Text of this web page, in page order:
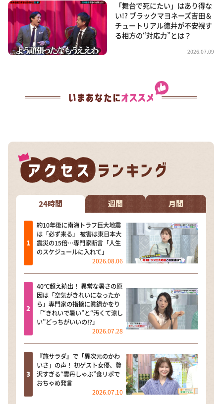
「舞台で死にたい」はあり得な
い!? ブラックマヨネーズ吉田＆
チュートリアル徳井が不安視す
る相方の“対応力”とは？
2026.07.09
24時間 週間 月間
約10年後に南海トラフ巨大地震
は「必ず来る」 被害は東日本大
震災の15倍…専門家断言「人生
のスケジュールに入れて」
2026.08.06
40℃超え続出！ 異常な暑さの原
因は「空気がきれいになったか
ら」専門家の指摘に眞鍋かをり
「“きれいで暑い”と“汚くて涼し
い”どっちがいいの!?」
2026.07.28
『旅サラダ』で「異次元のかわ
いさ」の声！ 初ゲスト女優、贅
沢すぎる“雲丹しゃぶ”食リポで
おちゃめ発言
2026.07.10